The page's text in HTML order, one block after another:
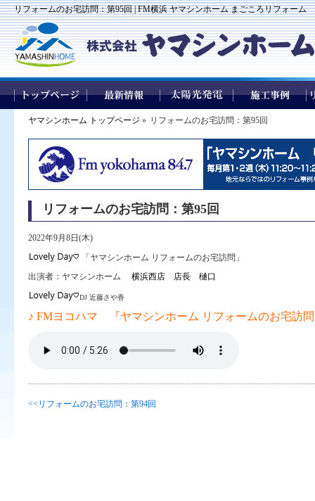
リフォームのお宅訪問：第95回 | FM横浜 ヤマシンホーム まごころリフォーム
ヤマシンホーム トップページ » リフォームのお宅訪問：第95回
リフォームのお宅訪問：第95回
2022年9月8日(木)
「ヤマシンホーム リフォームのお宅訪問」
出演者：ヤマシンホーム 横浜西店 店長 樋口
DJ 近藤さや香
♪ FMヨコハマ 『ヤマシンホーム リフォームのお宅訪
<<リフォームのお宅訪問：第94回